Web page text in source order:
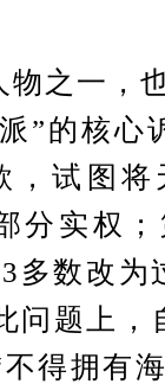
之一，
”的核心
试图将
分实权
多数改为
问题上，
得拥有